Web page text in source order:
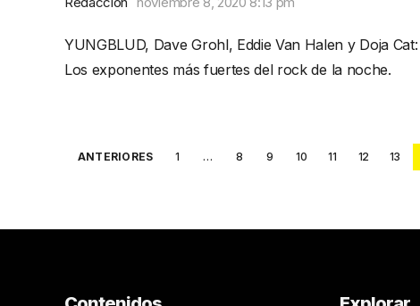
YUNGBLUD, Dave Grohl, Eddie Van Halen y Doja Cat:
Los exponentes más fuertes del rock de la noche.
Posts
ANTERIORES 1 … 8 9 10 11 12 13